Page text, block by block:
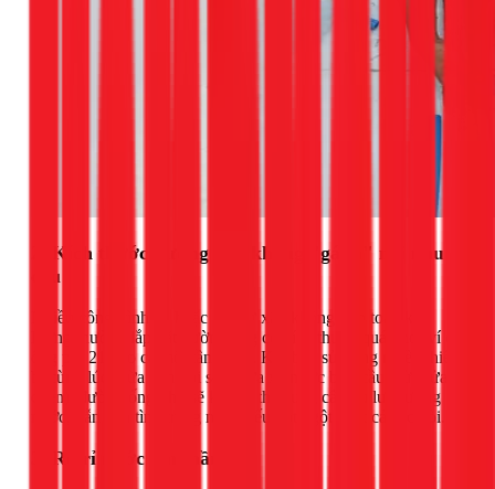
2. Kích thước đường ống không "gánh" nổi nhu
cầu
Nhiều công trình cũ hoặc nhà tự xây không tính toán kỹ
lưỡng thường lắp đặt đường ống có kích thước quá nhỏ (ví dụ
ống phi 21 cho cả một tầng lầu). Khi bạn sử dụng nhiều thiết
bị cùng lúc (vừa tắm vòi sen, vừa xả nước bồn cầu, vừa rửa
chén), đường ống nhỏ sẽ không thể cung cấp đủ lưu lượng
nước, dẫn đến tình trạng nước yếu đột ngột ở tất cả các vòi.
3. Rò rỉ nước âm thầm